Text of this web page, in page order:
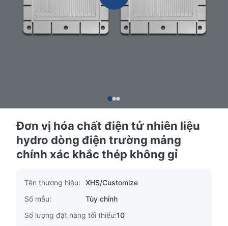
Đơn vị hóa chất điện tử nhiên liệu
hydro dòng điện trường mảng
chính xác khắc thép không gỉ
Tên thương hiệu:
XHS/Customize
Số mẫu:
Tùy chỉnh
Số lượng đặt hàng tối thiểu:10